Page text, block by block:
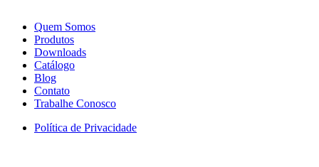
Quem Somos
Produtos
Downloads
Catálogo
Blog
Contato
Trabalhe Conosco
Política de Privacidade